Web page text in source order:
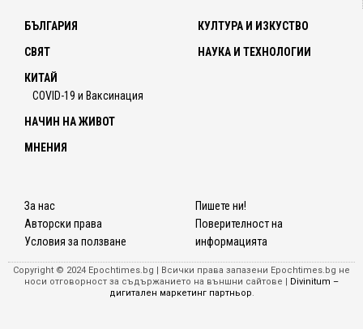
БЪЛГАРИЯ
СВЯТ
КИТАЙ
COVID-19 и Ваксинация
КУЛТУРА И ИЗКУСТВО
НАУКА И ТЕХНОЛОГИИ
НАЧИН НА ЖИВОТ
МНЕНИЯ
За нас
Авторски права
Условия за ползване
Пишете ни!
Поверителност на
информацията
Copyright © 2024 Epochtimes.bg | Всички права запазени Epochtimes.bg не
носи отговорност за съдържанието на външни сайтове |
Divinitum –
дигитален маркетинг партньор.